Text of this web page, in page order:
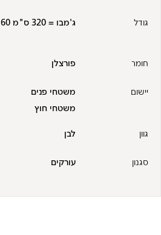
גודל ג'מבו = 320 ס"מ x 160 ס"מ
חומר פורצלן
יישום
משטחי פנים
משטחי חוץ
גוון לבן
סגנון עורקים